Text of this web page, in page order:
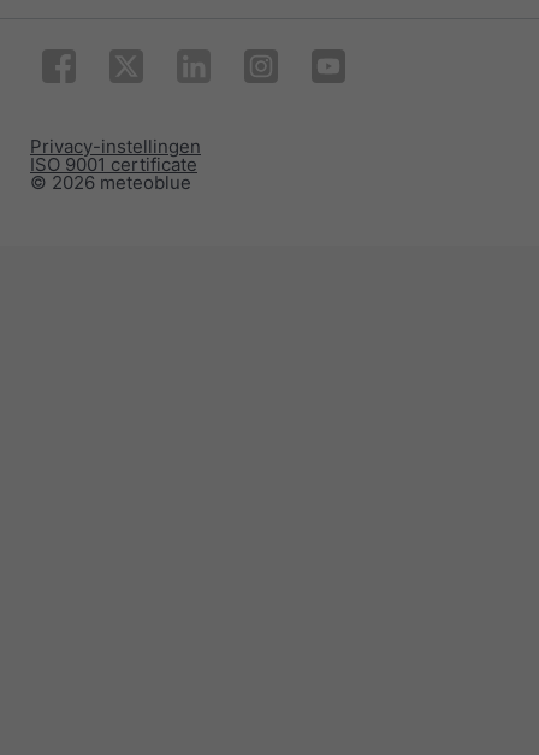
© 2026 meteoblue
ISO 9001 certificate
Privacy-instellingen